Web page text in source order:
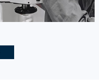
辛迪·克莱门特
资深浪琴技师